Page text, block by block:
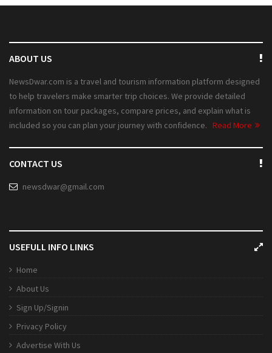
ABOUT US
NewsDwar.com is a travel and tourism information platform designed
to help travelers make smarter trip choices. We provide detailed
information on tour packages, compare prices, and explain what is
included so you can plan your journey with confidence. Read More
CONTACT US
newsdwar@gmail.com
USEFULL INFO LINKS
Home
About Us
Sign Up/Signin
Privacy Policy
Advertise With Us